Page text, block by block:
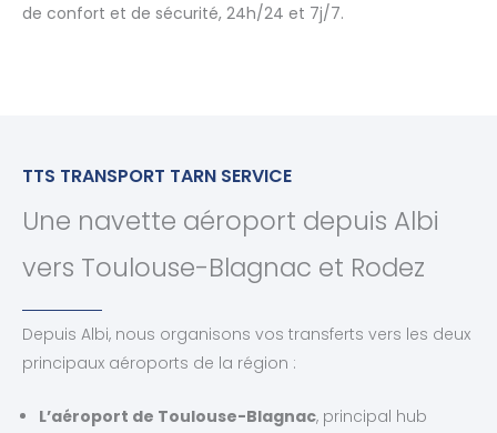
de confort et de sécurité, 24h/24 et 7j/7.
TTS TRANSPORT TARN SERVICE
Une navette aéroport depuis Albi
vers Toulouse-Blagnac et Rodez
Depuis Albi, nous organisons vos transferts vers les deux
principaux aéroports de la région :
L’aéroport de Toulouse-Blagnac, principal hub